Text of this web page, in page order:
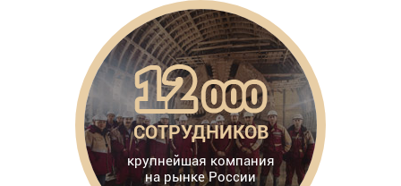
СОТРУДНИКОВ
крупнейшая компания
на рынке России